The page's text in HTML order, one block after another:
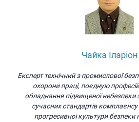
Чайка Іларіон
Експерт технічний з промислової
охорони праці, поєдную
обладнання підвищеної
сучасних стандартів
прогресивної культури безпеки